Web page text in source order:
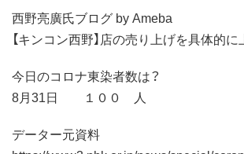
西野亮廣氏ブログ by Ameba
【キンコン西野】店の売り上げを具体的
今日のコロナ東染者数は？
8月31日 １００ 人
データー元資料